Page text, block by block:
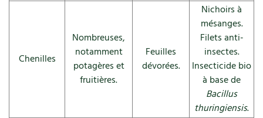
Carnets de saison
Chenilles
Nombreuses,
notamment
potagères et
fruitières.
Feuilles
dévorées.
Nichoirs à
mésanges.
Filets anti-
insectes.
Insecticide bio
à base de
Bacillus
thuringiensis.